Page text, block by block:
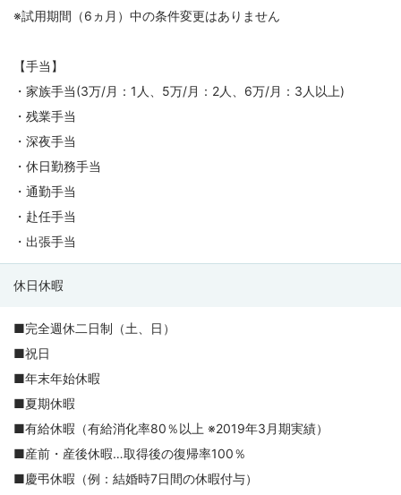
※試用期間（6ヵ月）中の条件変更はありません
【手当】
・家族手当(3万/月：1人、5万/月：2人、6万/月：3人以上)
・残業手当
・深夜手当
・休日勤務手当
・通勤手当
・赴任手当
・出張手当
休日休暇
■完全週休二日制（土、日）
■祝日
■年末年始休暇
■夏期休暇
■有給休暇（有給消化率80％以上 ※2019年3月期実績）
■産前・産後休暇…取得後の復帰率100％
■慶弔休暇（例：結婚時7日間の休暇付与）